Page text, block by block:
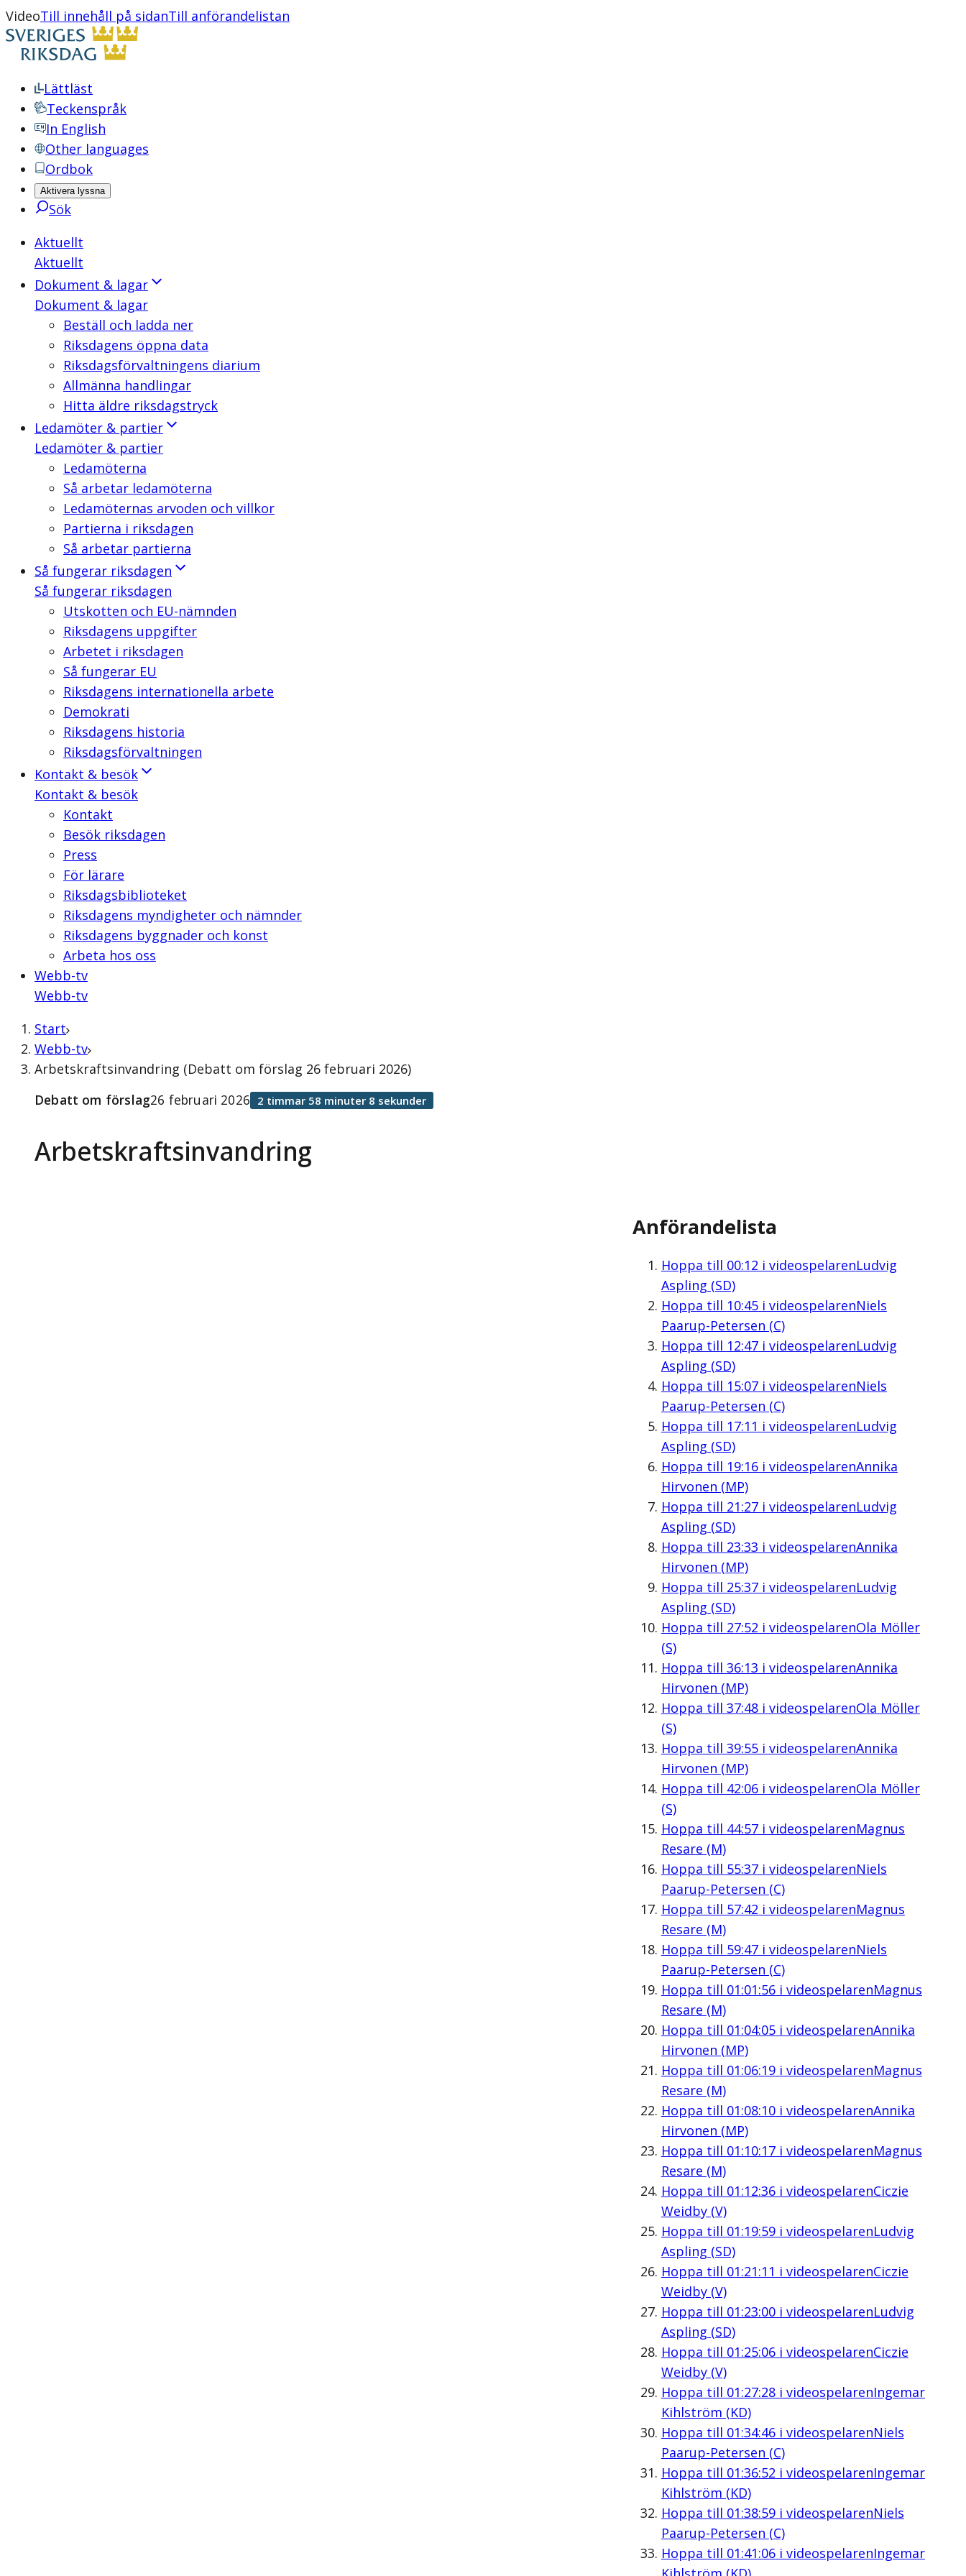
VideoTill innehåll på sidanTill anförandelistan
Lättläst
Teckenspråk
In English
Other languages
Ordbok
Aktivera lyssna
Sök
Aktuellt
Aktuellt
Dokument & lagar
Dokument & lagar
Beställ och ladda ner
Riksdagens öppna data
Riksdagsförvaltningens diarium
Allmänna handlingar
Hitta äldre riksdagstryck
Ledamöter & partier
Ledamöter & partier
Ledamöterna
Så arbetar ledamöterna
Ledamöternas arvoden och villkor
Partierna i riksdagen
Så arbetar partierna
Så fungerar riksdagen
Så fungerar riksdagen
Utskotten och EU-nämnden
Riksdagens uppgifter
Arbetet i riksdagen
Så fungerar EU
Riksdagens internationella arbete
Demokrati
Riksdagens historia
Riksdagsförvaltningen
Kontakt & besök
Kontakt & besök
Kontakt
Besök riksdagen
Press
För lärare
Riksdagsbiblioteket
Riksdagens myndigheter och nämnder
Riksdagens byggnader och konst
Arbeta hos oss
Webb-tv
Webb-tv
Start
Webb-tv
Arbetskraftsinvandring (Debatt om förslag 26 februari 2026)
Arbetskraftsinvandring
Debatt om förslag26 februari 2026 2 timmar 58 minuter 8 sekunder
Anförandelista
Hoppa till 00:12 i videospelarenLudvig
Aspling (SD)
Hoppa till 10:45i videospelarenNiels
Paarup-Petersen (C)
Hoppa till 12:47i videospelarenLudvig
Aspling (SD)
Hoppa till 15:07i videospelarenNiels
Paarup-Petersen (C)
Hoppa till 17:11 i videospelarenLudvig
Aspling (SD)
Hoppa till 19:16i videospelarenAnnika
Hirvonen (MP)
Hoppa till 21:27i videospelarenLudvig
Aspling (SD)
Hoppa till 23:33 i videospelarenAnnika
Hirvonen (MP)
Hoppa till 25:37i videospelarenLudvig
Aspling (SD)
Hoppa till 27:52 i videospelarenOla Möller
(S)
Hoppa till 36:13 i videospelarenAnnika
Hirvonen (MP)
Hoppa till 37:48i videospelarenOla Möller
(S)
Hoppa till 39:55i videospelarenAnnika
Hirvonen (MP)
Hoppa till 42:06i videospelarenOla Möller
(S)
Hoppa till 44:57i videospelarenMagnus
Resare (M)
Hoppa till 55:37i videospelarenNiels
Paarup-Petersen (C)
Hoppa till 57:42 i videospelarenMagnus
Resare (M)
Hoppa till 59:47i videospelarenNiels
Paarup-Petersen (C)
Hoppa till 01:01:56i videospelarenMagnus
Resare (M)
Hoppa till 01:04:05i videospelarenAnnika
Hirvonen (MP)
Hoppa till 01:06:19i videospelarenMagnus
Resare (M)
Hoppa till 01:08:10i videospelarenAnnika
Hirvonen (MP)
Hoppa till 01:10:17i videospelarenMagnus
Resare (M)
Hoppa till 01:12:36i videospelarenCiczie
Weidby (V)
Hoppa till 01:19:59i videospelarenLudvig
Aspling (SD)
Hoppa till 01:21:11 i videospelarenCiczie
Weidby (V)
Hoppa till 01:23:00i videospelarenLudvig
Aspling (SD)
Hoppa till 01:25:06i videospelarenCiczie
Weidby (V)
Hoppa till 01:27:28i videospelarenIngemar
Kihlström (KD)
Hoppa till 01:34:46i videospelarenNiels
Paarup-Petersen (C)
Hoppa till 01:36:52 i videospelarenIngemar
Kihlström (KD)
Hoppa till 01:38:59i videospelarenNiels
Paarup-Petersen (C)
Hoppa till 01:41:06i videospelarenIngemar